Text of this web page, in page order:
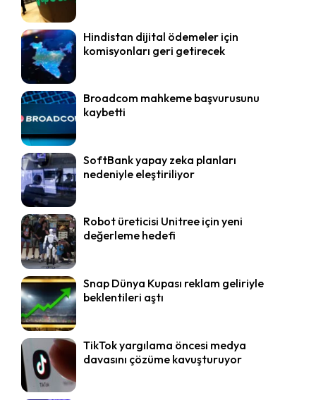
Hindistan dijital ödemeler için
komisyonları geri getirecek
Broadcom mahkeme başvurusunu
kaybetti
SoftBank yapay zeka planları
nedeniyle eleştiriliyor
Robot üreticisi Unitree için yeni
değerleme hedefi
Snap Dünya Kupası reklam geliriyle
beklentileri aştı
TikTok yargılama öncesi medya
davasını çözüme kavuşturuyor